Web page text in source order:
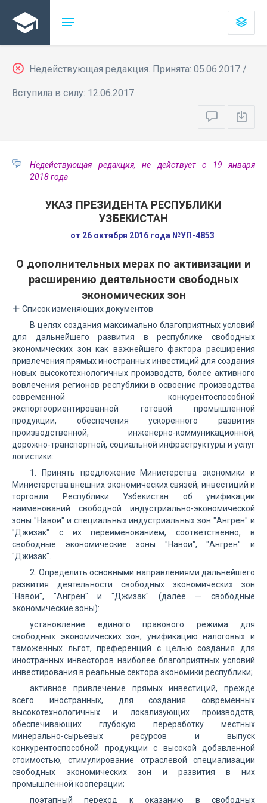
Недействующая редакция. Принята: 05.06.2017 /
Вступила в силу: 12.06.2017
Недействующая редакция, не действует с 19 января
2018 года
УКАЗ ПРЕЗИДЕНТА РЕСПУБЛИКИ
УЗБЕКИСТАН
от 26 октября 2016 года №УП-4853
О дополнительных мерах по активизации и
расширению деятельности свободных
экономических зон
Список изменяющих документов
В целях создания максимально благоприятных условий
для дальнейшего развития в республике свободных
экономических зон как важнейшего фактора расширения
привлечения прямых иностранных инвестиций для создания
новых высокотехнологичных производств, более активного
вовлечения регионов республики в освоение производства
современной конкурентоспособной
экспортоориентированной готовой промышленной
продукции, обеспечения ускоренного развития
производственной, инженерно-коммуникационной,
дорожно-транспортной, социальной инфраструктуры и услуг
логистики:
1. Принять предложение Министерства экономики и
Министерства внешних экономических связей, инвестиций и
торговли Республики Узбекистан об унификации
наименований свободной индустриально-экономической
зоны "Навои" и специальных индустриальных зон "Ангрен" и
"Джизак" с их переименованием, соответственно, в
свободные экономические зоны "Навои", "Ангрен" и
"Джизак".
2. Определить основными направлениями дальнейшего
развития деятельности свободных экономических зон
"Навои", "Ангрен" и "Джизак" (далее — свободные
экономические зоны):
установление единого правового режима для
свободных экономических зон, унификацию налоговых и
таможенных льгот, преференций с целью создания для
иностранных инвесторов наиболее благоприятных условий
инвестирования в реальные сектора экономики республики;
активное привлечение прямых инвестиций, прежде
всего иностранных, для создания современных
высокотехнологичных и локализующих производств,
обеспечивающих глубокую переработку местных
минерально-сырьевых ресурсов и выпуск
конкурентоспособной продукции с высокой добавленной
стоимостью, стимулирование отраслевой специализации
свободных экономических зон и развития в них
промышленной кооперации;
поэтапный переход к оказанию в свободных